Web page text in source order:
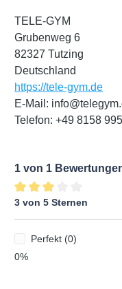
TELE-GYM
Grubenweg 6
82327 Tutzing
Deutschland
https://tele-gym.de
E-Mail:
Telefon: +49 8158
1 von 1
Durchschnittliche
3 von 5 Sternen
Perfekt (0)
0%